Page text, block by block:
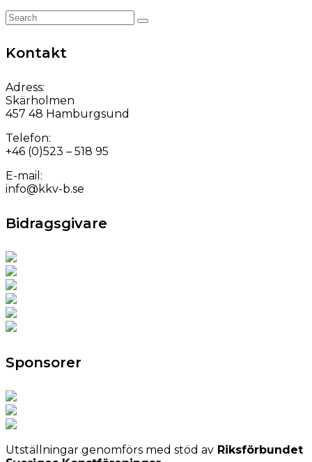
Search
for:
Kontakt
Adress:
Skärholmen
457 48 Hamburgsund
Telefon:
+46 (0)523 – 518 95
E-mail:
info@kkv-b.se
Bidragsgivare
Sponsorer
Utställningar genomförs med stöd av Riksförbundet